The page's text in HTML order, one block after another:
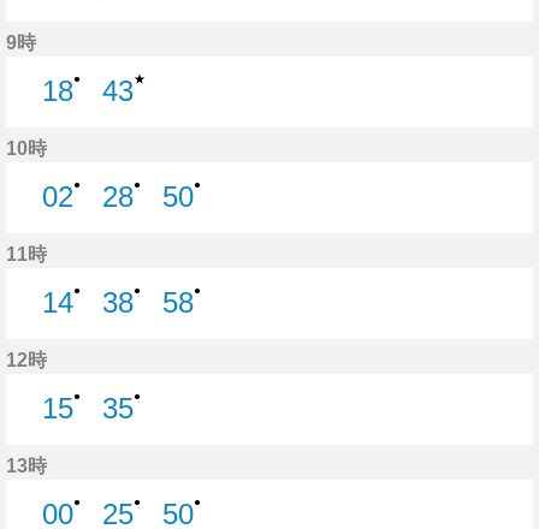
9時
18●
43★
10時
02●
28●
50●
11時
14●
38●
58●
12時
15●
35●
13時
00●
25●
50●